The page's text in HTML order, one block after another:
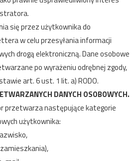
się przez użytkownika do
w celu przesyłania informacji
drogą elektroniczną. Dane osobowe
po wyrażeniu odrębnej zgody,
art. 6 ust. 1 lit. a) RODO.
DANYCH OSOBOWYCH.
przetwarza następujące kategorie
użytkownika: